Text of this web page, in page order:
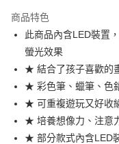
街口支付
悠遊付
Google Pay
全盈+PAY
大哥付你分期
商品特色
此商品內含LED裝置
螢光效果
★ 結合了孩子喜歡的
★ 彩色筆、蠟筆、色
★ 可重複遊玩又好收
★ 培養想像力、注意
★ 部分款式內含LED